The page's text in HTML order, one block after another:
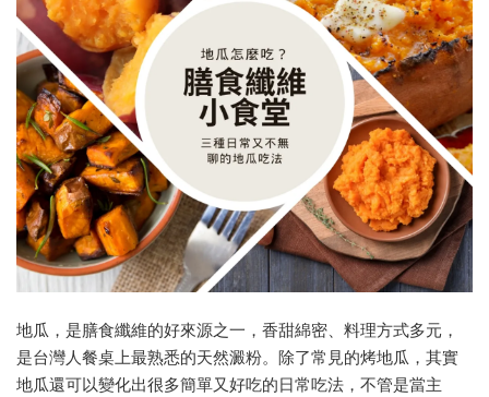
地瓜，是膳食纖維的好來源之一，香甜綿密、料理方式多元，
是台灣人餐桌上最熟悉的天然澱粉。除了常見的烤地瓜，其實
地瓜還可以變化出很多簡單又好吃的日常吃法，不管是當主